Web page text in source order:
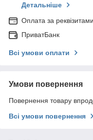
Детальніше
Оплата за реквізитами
ПриватБанк
Всі умови оплати
Умови повернення
Повернення товару
Всі умови повернення